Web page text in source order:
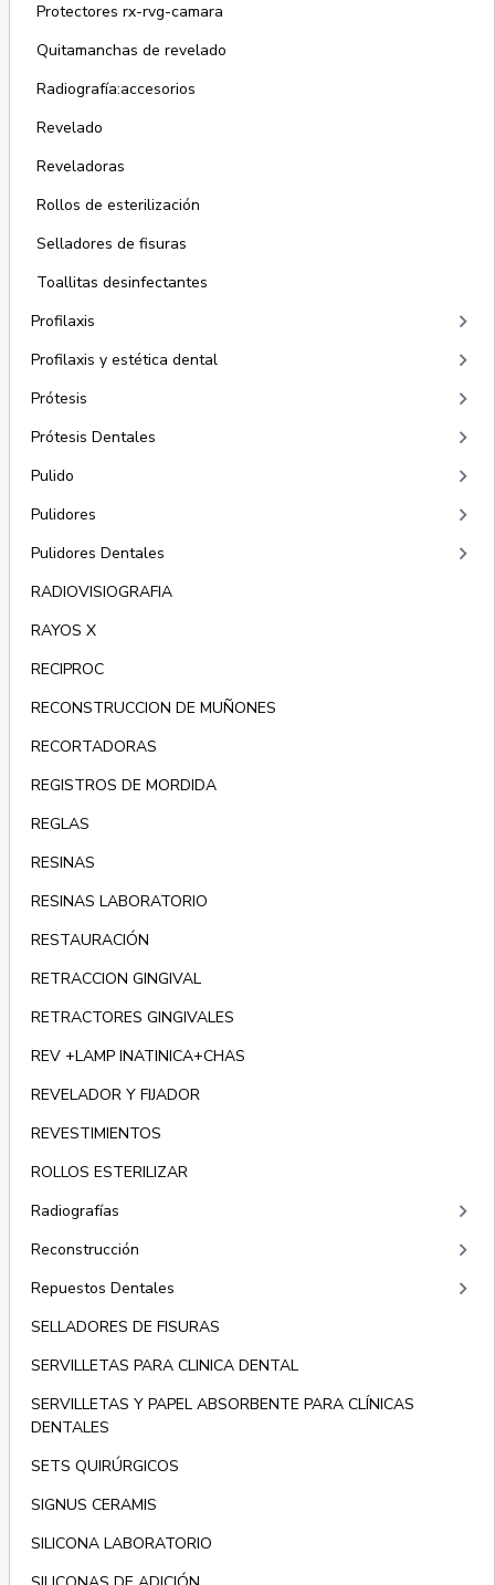
Protectores rx-rvg-camara
Quitamanchas de revelado
Radiografía:accesorios
Revelado
Reveladoras
Rollos de esterilización
Selladores de fisuras
Toallitas desinfectantes
Profilaxis
keyboard_arrow_right
Profilaxis y estética dental keyboard_arrow_right
Prótesis keyboard_arrow_right
Prótesis Dentales keyboard_arrow_right
Pulido keyboard_arrow_right
Pulidores keyboard_arrow_right
Pulidores Dentales keyboard_arrow_right
RADIOVISIOGRAFIA
RAYOS X
RECIPROC
RECONSTRUCCION DE MUÑONES
RECORTADORAS
REGISTROS DE MORDIDA
REGLAS
RESINAS
RESINAS LABORATORIO
RESTAURACIÓN
RETRACCION GINGIVAL
RETRACTORES GINGIVALES
REV +LAMP INATINICA+CHAS
REVELADOR Y FIJADOR
REVESTIMIENTOS
ROLLOS ESTERILIZAR
Radiografías
keyboard_arrow_right
Reconstrucción keyboard_arrow_right
Repuestos Dentales keyboard_arrow_right
SELLADORES DE FISURAS
SERVILLETAS PARA CLINICA DENTAL
SERVILLETAS Y PAPEL ABSORBENTE PARA CLÍNICAS
DENTALES
SETS QUIRÚRGICOS
SIGNUS CERAMIS
SILICONA LABORATORIO